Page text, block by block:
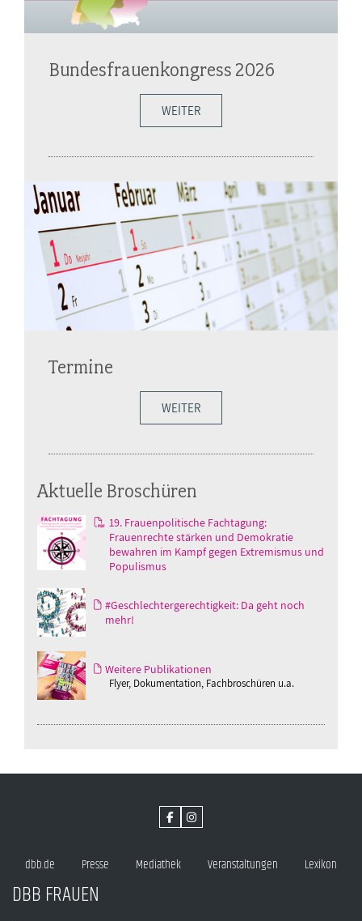
Bundesfrauenkongress 2026
WEITER
Termine
WEITER
Aktuelle Broschüren
19. Frauenpolitische Fachtagung:
Frauenrechte stärken und Demokratie
bewahren im Kampf gegen Extremismus und
Populismus
#Geschlechtergerechtigkeit: Da geht noch
mehr!
Weitere Publikationen
Flyer, Dokumentation, Fachbroschüren u.a.
dbb.de Presse Mediathek Veranstaltungen Lexikon
DBB FRAUEN